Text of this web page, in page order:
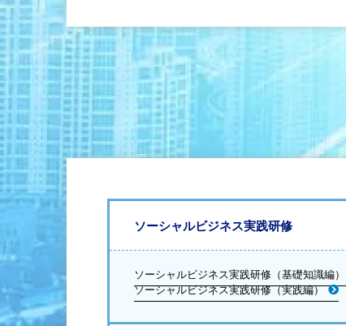
ソーシャルビジネス実践研修
ソーシャルビジネス実践研修（基礎知識編）
ソーシャルビジネス実践研修（実践編）